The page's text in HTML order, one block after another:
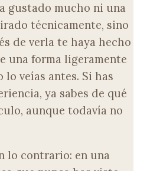
gustado mucho ni una
técnicamente, sino
de verla te haya hecho
una forma ligeramente
veías antes. Si has
ya sabes de qué
aunque todavía no
lo contrario: en una